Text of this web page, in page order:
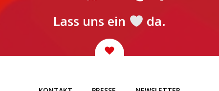
Lass uns ein da.